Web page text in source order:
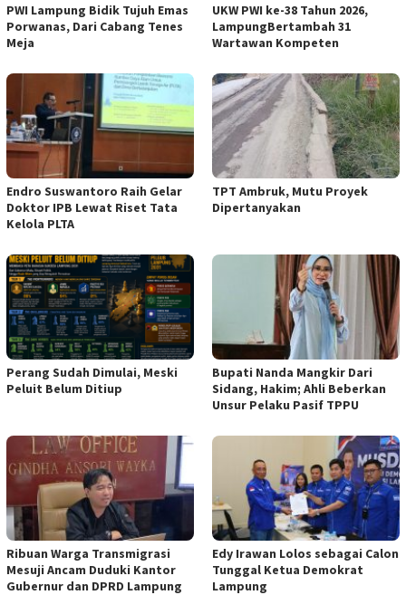
PWI Lampung Bidik Tujuh Emas
Porwanas, Dari Cabang Tenes
Meja
UKW PWI ke-38 Tahun 2026,
LampungBertambah 31
Wartawan Kompeten
Endro Suswantoro Raih Gelar
Doktor IPB Lewat Riset Tata
Kelola PLTA
TPT Ambruk, Mutu Proyek
Dipertanyakan
Perang Sudah Dimulai, Meski
Peluit Belum Ditiup
Bupati Nanda Mangkir Dari
Sidang, Hakim; Ahli Beberkan
Unsur Pelaku Pasif TPPU
Ribuan Warga Transmigrasi
Mesuji Ancam Duduki Kantor
Gubernur dan DPRD Lampung
Edy Irawan Lolos sebagai Calon
Tunggal Ketua Demokrat
Lampung